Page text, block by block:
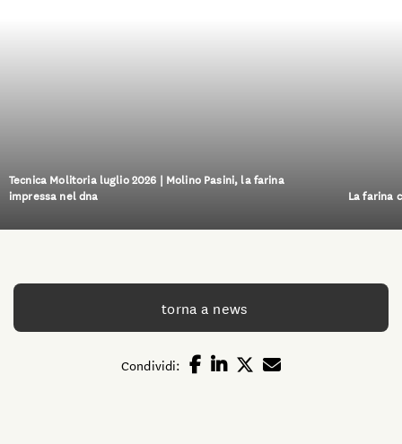
Tecnica Molitoria luglio 2026 | Molino Pasini, la farina
impressa nel dna
La farina
torna a news
Condividi: